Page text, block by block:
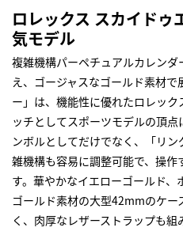
ロレックス スカイドゥ
気モデル
複雑機構パーペチュアルカレン
え、ゴージャスなゴールド素材
ー」は、機能性に優れたロレッ
ッチとしてスポーツモデルの頂
ンボルとしてだけでなく、「リ
雑機構も容易に調整可能で、操
す。華やかなイエローゴールド
ゴールド素材の大型42mmのケ
く、肉厚なレザーストラップも組